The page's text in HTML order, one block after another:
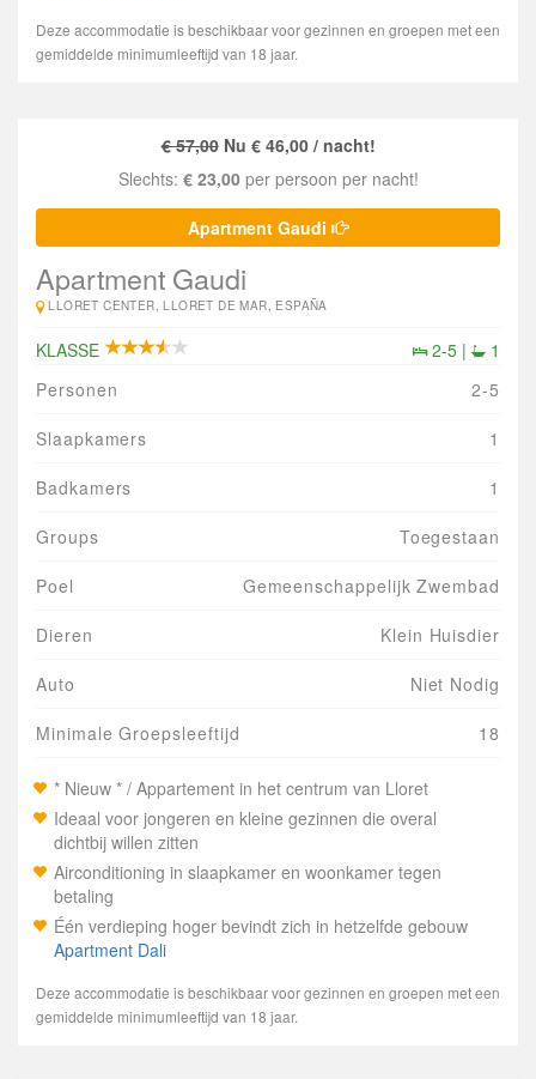
Deze accommodatie is beschikbaar voor gezinnen en groepen met een
gemiddelde minimumleeftijd van 18 jaar.
€ 57,00Nu € 46,00 / nacht!
Slechts: € 23,00per persoon per nacht!
Apartment Gaudi
Apartment Gaudi
LLORET CENTER, LLORET DE MAR, ESPAÑA
KLASSE 2-5 |
1
Personen
2-5
Slaapkamers 1
Badkamers 1
Groups Toegestaan
Poel Gemeenschappelijk Zwembad
Dieren Klein Huisdier
Auto Niet Nodig
Minimale Groepsleeftijd 18
* Nieuw * / Appartement in het centrum van Lloret
Ideaal voor jongeren en kleine gezinnen die overal
dichtbij willen zitten
Airconditioning in slaapkamer en woonkamer tegen
betaling
Één verdieping hoger bevindt zich in hetzelfde gebouw
Apartment Dali
Deze accommodatie is beschikbaar voor gezinnen en groepen met een
gemiddelde minimumleeftijd van 18 jaar.